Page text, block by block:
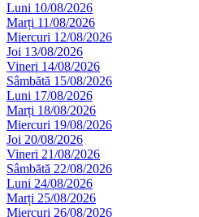
Luni 10/08/2026
Marți 11/08/2026
Miercuri 12/08/2026
Joi 13/08/2026
Vineri 14/08/2026
Sâmbătă 15/08/2026
Luni 17/08/2026
Marți 18/08/2026
Miercuri 19/08/2026
Joi 20/08/2026
Vineri 21/08/2026
Sâmbătă 22/08/2026
Luni 24/08/2026
Marți 25/08/2026
Miercuri 26/08/2026